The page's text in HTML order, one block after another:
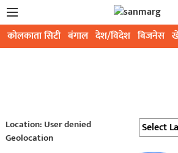
कोलकाता सिटी बंगाल देश/विदेश बिजनेस
Location: User denied
Geolocation